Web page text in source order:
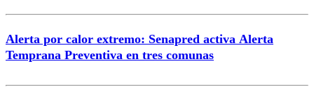
Alerta por calor extremo: Senapred activa Alerta
Temprana Preventiva en tres comunas